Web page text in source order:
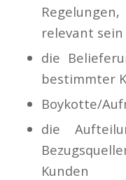
relevant
die
bestimmter
Boykotte/
die
Kunden